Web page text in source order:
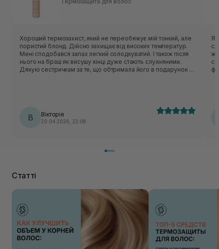
Хороший термозахист, який не переобяжує мій тонкий, але
пористий блонд. Дійсно захищає від високих температур.
Мені сподобався запах легкий солодкуватий. І також після
нього на браш як висушу кінці дуже стають слухняними.
Дякую сестричкам за те, що обтримала його в подарунок і
В Вікторія
20.04.2026, 22:08
Статті